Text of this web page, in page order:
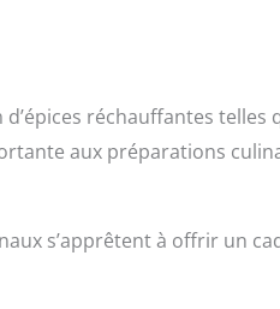
réchauffantes telles
aux préparations
s’apprêtent à offrir un